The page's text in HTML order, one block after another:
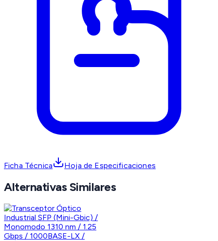
Ficha Técnica Hoja de Especificaciones
Alternativas Similares